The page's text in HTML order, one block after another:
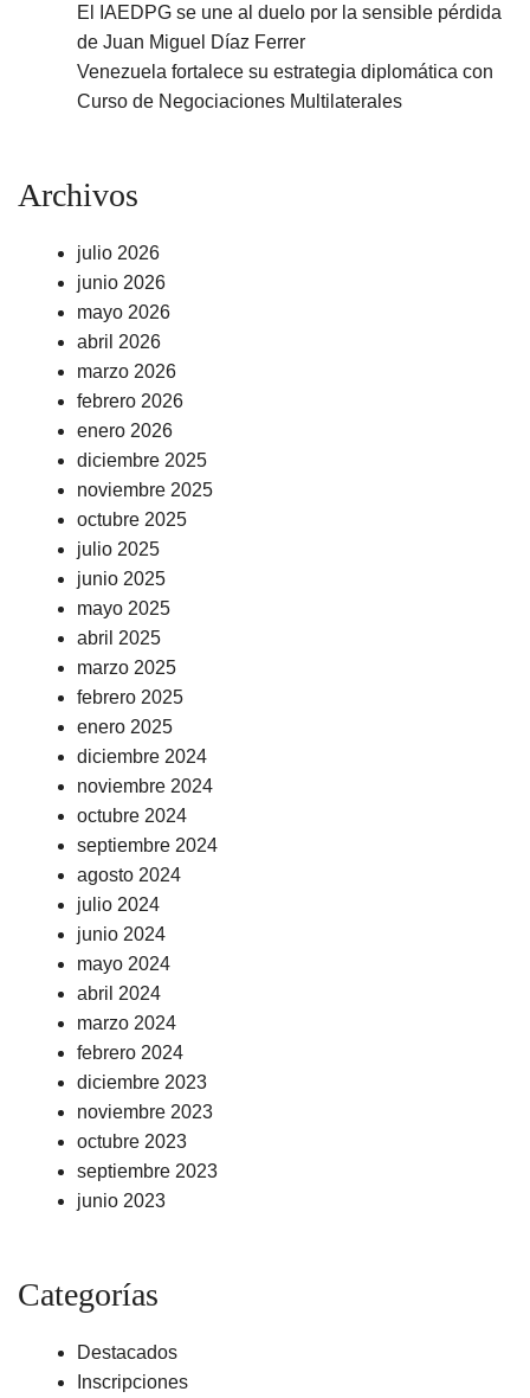
El IAEDPG se une al duelo por la sensible pérdida
de Juan Miguel Díaz Ferrer
Venezuela fortalece su estrategia diplomática con
Curso de Negociaciones Multilaterales
Archivos
julio 2026
junio 2026
mayo 2026
abril 2026
marzo 2026
febrero 2026
enero 2026
diciembre 2025
noviembre 2025
octubre 2025
julio 2025
junio 2025
mayo 2025
abril 2025
marzo 2025
febrero 2025
enero 2025
diciembre 2024
noviembre 2024
octubre 2024
septiembre 2024
agosto 2024
julio 2024
junio 2024
mayo 2024
abril 2024
marzo 2024
febrero 2024
diciembre 2023
noviembre 2023
octubre 2023
septiembre 2023
junio 2023
Categorías
Destacados
Inscripciones